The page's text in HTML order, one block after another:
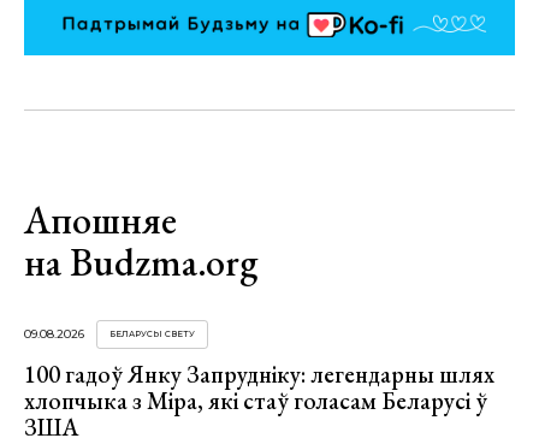
Апошняе
на Budzma.org
09.08.2026 БЕЛАРУСЫ СВЕТУ
100 гадоў Янку Запрудніку: легендарны шлях
хлопчыка з Міра, які стаў голасам Беларусі ў
ЗША